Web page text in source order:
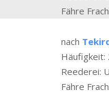
Fähre
nach
Häufigkeit:
Reederei:
Fähre